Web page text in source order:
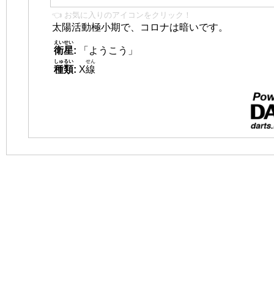
👈 お気に入りのアイコンをクリック！
太陽活動極小期で、コロナは暗いです。
衛星
えいせい
:
「ようこう」
種類
しゅるい
: X線
せん